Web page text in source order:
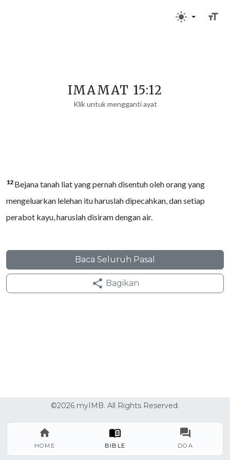
HOME BIBLE DOA
IMAMAT 15:12
Klik untuk mengganti ayat
12 Bejana tanah liat yang pernah disentuh oleh orang yang
mengeluarkan lelehan itu haruslah dipecahkan, dan setiap
perabot kayu, haruslah disiram dengan air.
Baca Seluruh Pasal
Bagikan
©2026 myIMB. All Rights Reserved.